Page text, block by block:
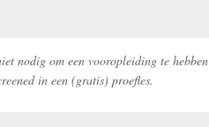
nodig om een vooropleiding te hebben
in een (gratis) proefles.